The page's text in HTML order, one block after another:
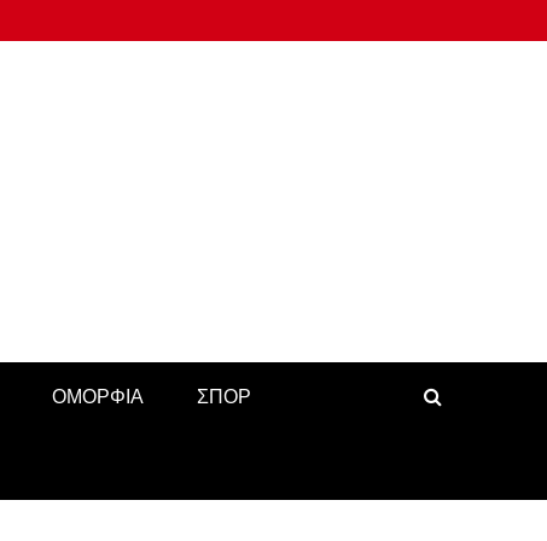
ΟΜΟΡΦΙΑ ΣΠΟΡ